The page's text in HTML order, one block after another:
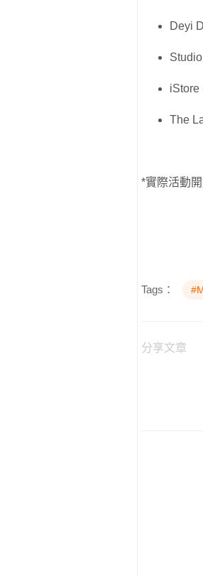
Deyi
iStore
The
*實際活動
Tags：
分享文章